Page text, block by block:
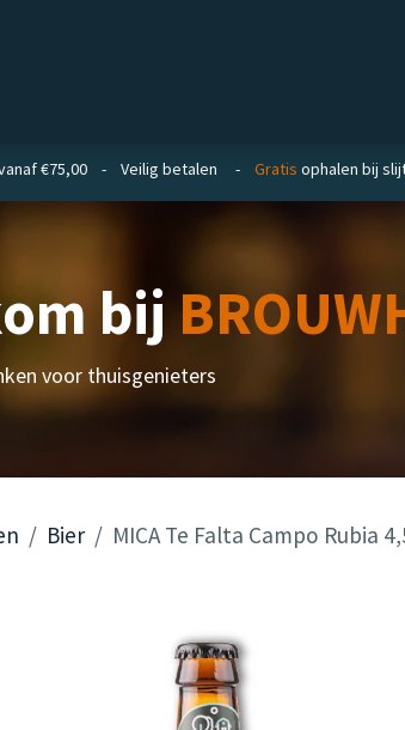
€75,00 - Veilig betalen - Gratis ophalen bij
bij
voor thuisgenieters
Bier MICA Te Falta Campo Rubia